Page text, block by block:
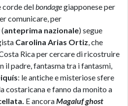
corde delbondagegiapponese per
comunicare, per
(anteprima nazionale) segue
Carolina Arias Ortiz, che
Rica per cercare di ricostruire
il padre, fantasma tra i fantasmi,
: le antiche e misteriose sfere
costaricana e fanno da monito a
E ancoraMagaluf ghost